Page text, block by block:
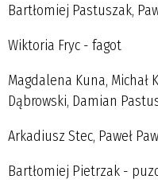
Bartłomiej Pastuszak,
Wiktoria Fryc - fagot
Magdalena Kuna, Michał
Dąbrowski, Damian
Arkadiusz Stec, Paweł
Bartłomiej Pietrzak -